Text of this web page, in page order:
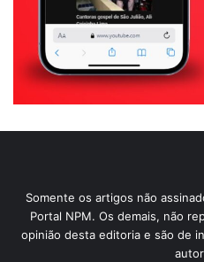
Somente os artigos não
Portal NPM. Os demais, não
opinião desta editoria e são de